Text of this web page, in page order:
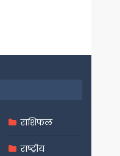
राशिफल
राष्ट्रीय